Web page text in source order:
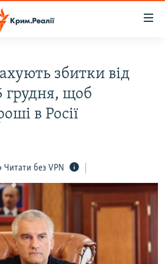
збитки від
грудня, щоб
в Росії
Читати без VPN